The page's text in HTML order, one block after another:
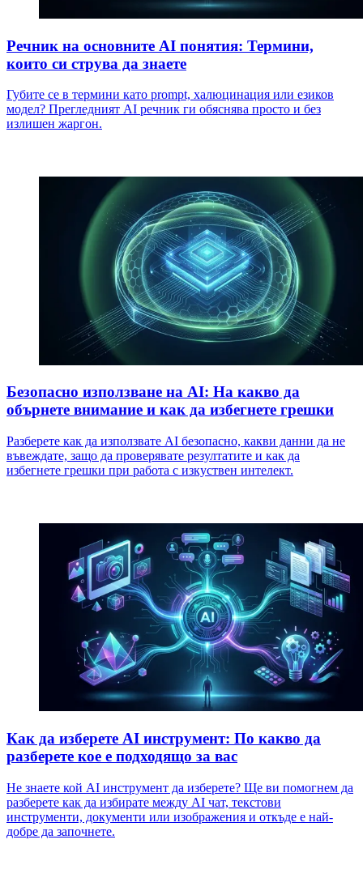
Речник на основните AI понятия: Термини,
които си струва да знаете
Губите се в термини като prompt, халюцинация или езиков
модел? Прегледният AI речник ги обяснява просто и без
излишен жаргон.
Безопасно използване на AI: На какво да
обърнете внимание и как да избегнете грешки
Разберете как да използвате AI безопасно, какви данни да не
въвеждате, защо да проверявате резултатите и как да
избегнете грешки при работа с изкуствен интелект.
Как да изберете AI инструмент: По какво да
разберете кое е подходящо за вас
Не знаете кой AI инструмент да изберете? Ще ви помогнем да
разберете как да избирате между AI чат, текстови
инструменти, документи или изображения и откъде е най-
добре да започнете.